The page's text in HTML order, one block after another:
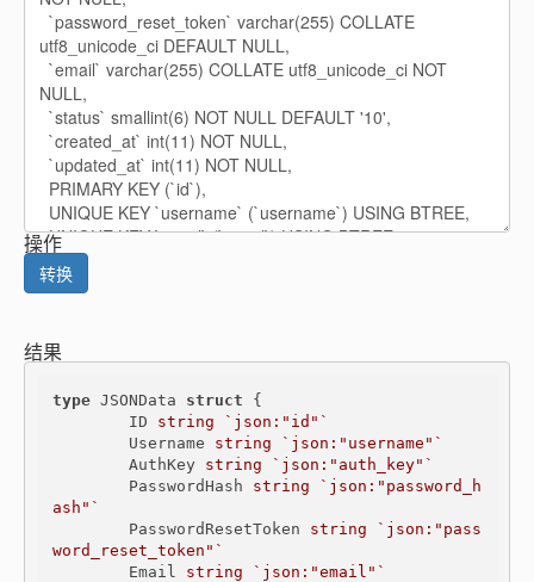
操作
转换
结果
type JSONData struct {
	ID
string
`json:"id"`
	Username
string
`json:"username"`
	AuthKey
string
`json:"auth_key"`
	PasswordHash
string
`json:"password_h
ash"`
PasswordResetToken string
`json:"pass
word_reset_token"`
Email string
`json:"email"`